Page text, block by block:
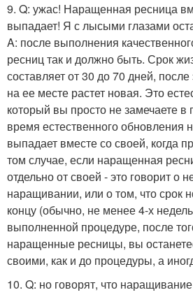
9. Q: ужас! Наращенная ресница
выпадает! Я с лысыми глазами
A: после выполнения
ресниц так и должно быть. Срок
составляет от 30 до 70 дней,
на ее месте растет новая. Это
который вы просто не замечаете в
время естественного обновления
выпадает вместе со своей, когда
том случае, если наращенная
отдельно от своей - это говорит о
наращивании, или о том, что срок
концу (обычно, не менее 4-х
выполненной процедуре, после
наращенные ресницы, вы
своими, как и до процедуры, а
10. Q: но говорят, что